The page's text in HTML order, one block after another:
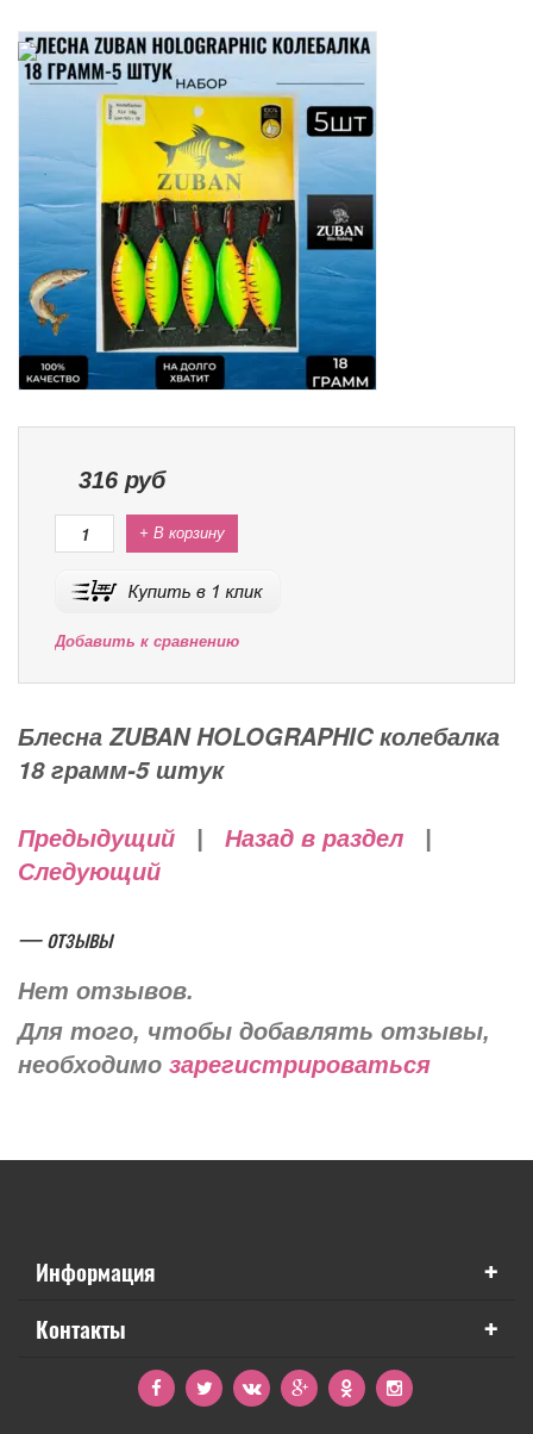
316 руб
+ В корзину
Добавить к сравнению
Блесна ZUBAN HOLOGRAPHIC колебалка
18 грамм-5 штук
Предыдущий Назад в раздел
Следующий
— отзывы
Нет отзывов.
Для того, чтобы добавлять отзывы,
необходимо зарегистрироваться
Информация +
Контакты +